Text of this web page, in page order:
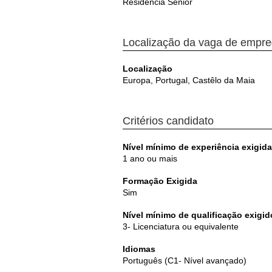
Localização da vaga de
Localização
Europa, Portugal, Castêlo da Maia
Critérios candidato
Nível mínimo de experiência exigida
1 ano ou mais
Formação Exigida
Sim
Nível mínimo de qualificação
3- Licenciatura ou equivalente
Idiomas
Português (C1- Nível avançado)